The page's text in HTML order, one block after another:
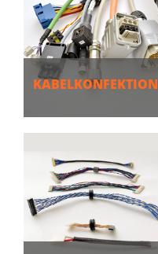
KABELKONFEKTION
MEHR